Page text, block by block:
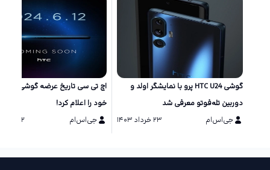
گوشی HTC U24 پرو با نمایشگر اولد و
دوربین تله‌فوتو معرفی شد
جی‌اس‌ام
۲۳ خرداد ۱۴۰۳
اچ تی سی تاریخ عرضه گوشی‌های
خود را اعلام کرد!
جی‌اس‌ام
۲۲ خرداد ۱۴۰۳